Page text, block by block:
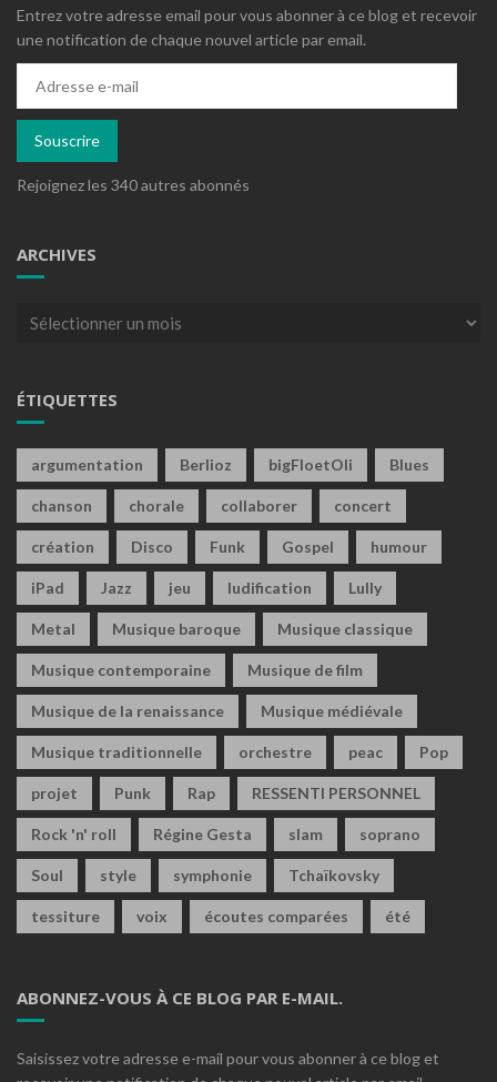
Entrez votre adresse email pour vous abonner à ce blog et recevoir
une notification de chaque nouvel article par email.
mail
Souscrire
Rejoignez les 340 autres abonnés
ARCHIVES
Archives
ÉTIQUETTES
argumentation Berlioz bigFloetOli Blues
chanson chorale collaborer concert
création Disco Funk Gospel humour
iPad Jazz jeu ludification Lully
Metal Musique baroque Musique classique
Musique contemporaine Musique de film
Musique de la renaissance Musique médiévale
Musique traditionnelle orchestre peac Pop
projet Punk Rap RESSENTI PERSONNEL
Rock 'n' roll Régine Gesta slam soprano
Soul style symphonie Tchaïkovsky
tessiture voix écoutes comparées été
ABONNEZ-VOUS À CE BLOG PAR E-MAIL.
Saisissez votre adresse e-mail pour vous abonner à ce blog et